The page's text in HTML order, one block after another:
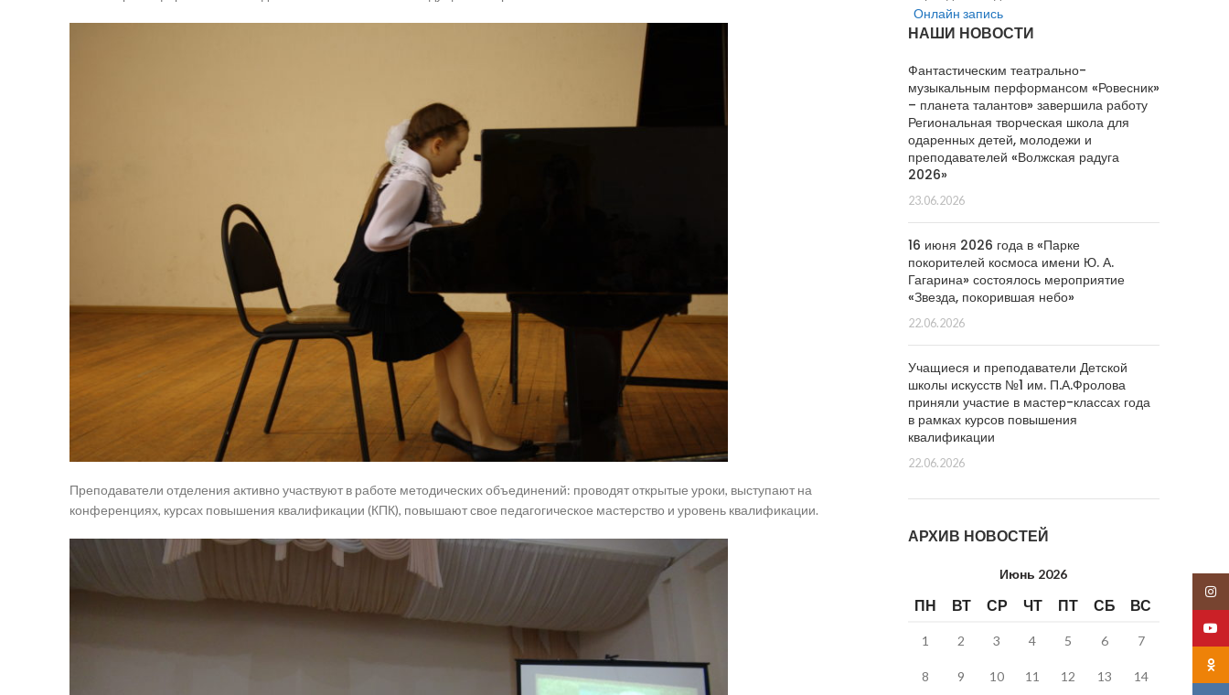
Преподаватели отделения активно участвуют в работе методических объединений: проводят открытые уроки, выступают на
конференциях, курсах повышения квалификации (КПК), повышают свое педагогическое мастерство и уровень квалификации.
Онлайн запись
НАШИ НОВОСТИ
Фантастическим театрально-
музыкальным перформансом «Ровесник»
– планета талантов» завершила работу
Региональная творческая школа для
одаренных детей, молодежи и
преподавателей «Волжская радуга
2026»
23.06.2026
16 июня 2026 года в «Парке
покорителей космоса имени Ю. А.
Гагарина» состоялось мероприятие
«Звезда, покорившая небо»
22.06.2026
Учащиеся и преподаватели Детской
школы искусств №1 им. П.А.Фролова
приняли участие в мастер-классах года
в рамках курсов повышения
квалификации
22.06.2026
АРХИВ НОВОСТЕЙ
Июнь 2026
ПН ВТ СР ЧТ ПТ СБ ВС
1 2 3 4 5 6 7
8 9 10 11 12 13 14